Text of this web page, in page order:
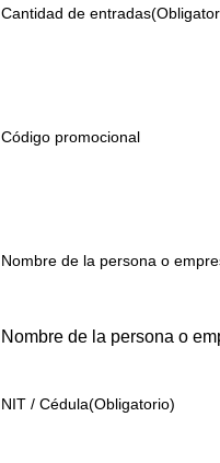
Cantidad de entradas
Código promocional
Nombre de la persona o
Nombre de la persona o
NIT / Cédula(Obligatorio)